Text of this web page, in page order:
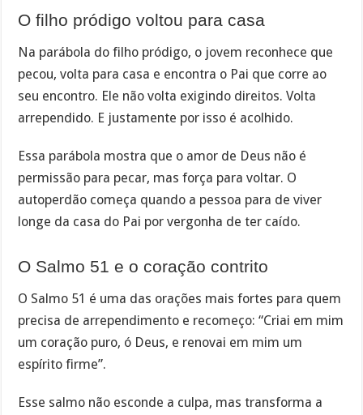
O filho pródigo voltou para casa
Na parábola do filho pródigo, o jovem reconhece que
pecou, volta para casa e encontra o Pai que corre ao
seu encontro. Ele não volta exigindo direitos. Volta
arrependido. E justamente por isso é acolhido.
Essa parábola mostra que o amor de Deus não é
permissão para pecar, mas força para voltar. O
autoperdão começa quando a pessoa para de viver
longe da casa do Pai por vergonha de ter caído.
O Salmo 51 e o coração contrito
O Salmo 51 é uma das orações mais fortes para quem
precisa de arrependimento e recomeço: “Criai em mim
um coração puro, ó Deus, e renovai em mim um
espírito firme”.
Esse salmo não esconde a culpa, mas transforma a